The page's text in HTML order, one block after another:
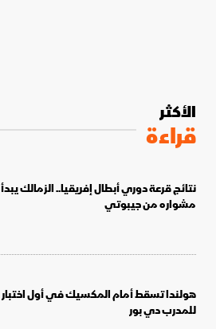
الأكثر
قراءة
نتائج قرعة دوري أبطال إفريقيا.. الزمالك يبدأ
مشواره من جيبوتي
هولندا تسقط أمام المكسيك في أول اختبار
للمدرب دي بور